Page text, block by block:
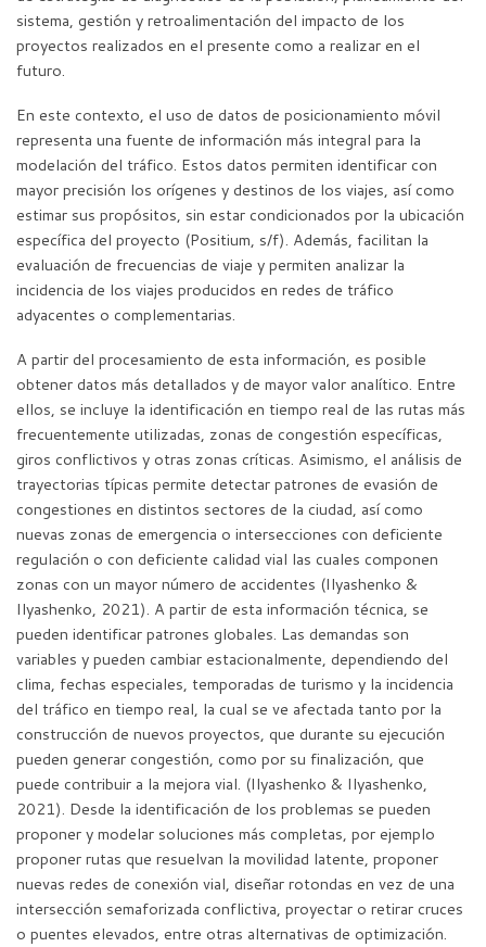
sistema, gestión y retroalimentación del impacto de los
proyectos realizados en el presente como a realizar en el
futuro.
En este contexto, el uso de datos de posicionamiento móvil
representa una fuente de información más integral para la
modelación del tráfico. Estos datos permiten identificar con
mayor precisión los orígenes y destinos de los viajes, así como
estimar sus propósitos, sin estar condicionados por la ubicación
específica del proyecto (Positium, s/f). Además, facilitan la
evaluación de frecuencias de viaje y permiten analizar la
incidencia de los viajes producidos en redes de tráfico
adyacentes o complementarias.
A partir del procesamiento de esta información, es posible
obtener datos más detallados y de mayor valor analítico. Entre
ellos, se incluye la identificación en tiempo real de las rutas más
frecuentemente utilizadas, zonas de congestión específicas,
giros conflictivos y otras zonas críticas. Asimismo, el análisis de
trayectorias típicas permite detectar patrones de evasión de
congestiones en distintos sectores de la ciudad, así como
nuevas zonas de emergencia o intersecciones con deficiente
regulación o con deficiente calidad vial las cuales componen
zonas con un mayor número de accidentes (Ilyashenko &
Ilyashenko, 2021). A partir de esta información técnica, se
pueden identificar patrones globales. Las demandas son
variables y pueden cambiar estacionalmente, dependiendo del
clima, fechas especiales, temporadas de turismo y la incidencia
del tráfico en tiempo real, la cual se ve afectada tanto por la
construcción de nuevos proyectos, que durante su ejecución
pueden generar congestión, como por su finalización, que
puede contribuir a la mejora vial. (Ilyashenko & Ilyashenko,
2021). Desde la identificación de los problemas se pueden
proponer y modelar soluciones más completas, por ejemplo
proponer rutas que resuelvan la movilidad latente, proponer
nuevas redes de conexión vial, diseñar rotondas en vez de una
intersección semaforizada conflictiva, proyectar o retirar cruces
o puentes elevados, entre otras alternativas de optimización.